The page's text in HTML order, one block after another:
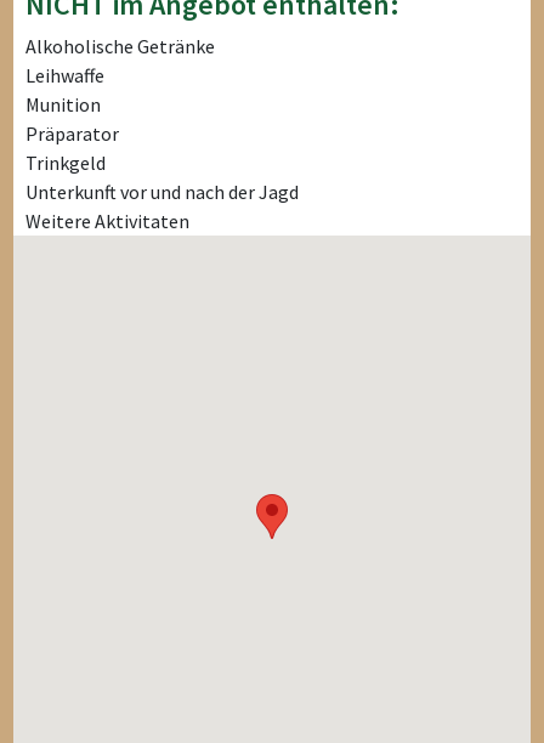
Alkoholische Getränke
Leihwaffe
Munition
Präparator
Trinkgeld
Unterkunft vor und nach der Jagd
Weitere Aktivitaten